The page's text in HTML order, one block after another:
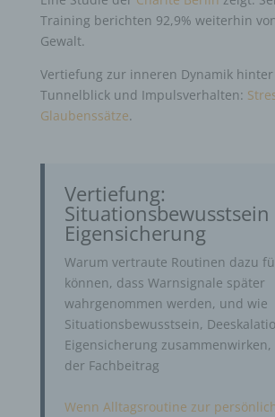
Training berichten 92,9% weiterhin
Gewalt.
Vertiefung zur inneren Dynamik
Tunnelblick und Impulsverhalten:
Glaubenssätze.
Vertiefung:
Eigensicherung
Warum vertraute Routinen dazu
können, dass Warnsignale später
wahrgenommen werden, und wie
Situationsbewusstsein,
Eigensicherung
der Fachbeitrag
Wenn Alltagsroutine zur